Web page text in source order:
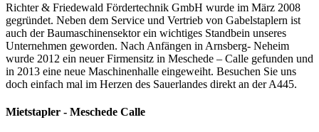
Richter & Friedewald Fördertechnik GmbH wurde im März 2008
gegründet. Neben dem Service und Vertrieb von Gabelstaplern ist
auch der Baumaschinensektor ein wichtiges Standbein unseres
Unternehmen geworden. Nach Anfängen in Arnsberg- Neheim
wurde 2012 ein neuer Firmensitz in Meschede – Calle gefunden und
in 2013 eine neue Maschinenhalle eingeweiht. Besuchen Sie uns
doch einfach mal im Herzen des Sauerlandes direkt an der A445.
Mietstapler - Meschede Calle